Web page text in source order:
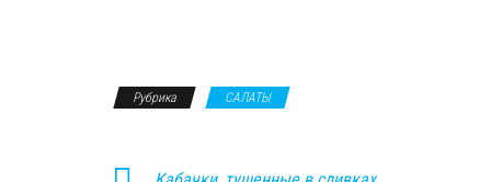
Рубрика САЛАТЫ